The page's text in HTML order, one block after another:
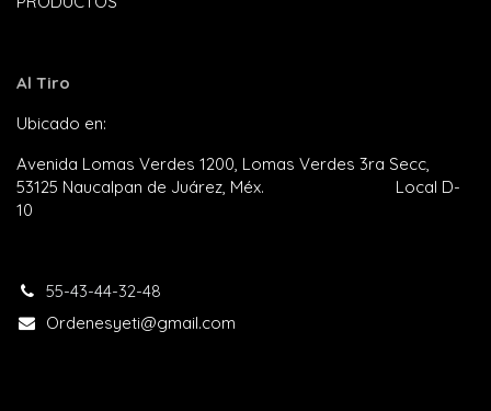
Al Tiro
Ubicado en:
Avenida Lomas Verdes 1200, Lomas Verdes 3ra Secc,
53125 Naucalpan de Juárez, Méx. Local D-
10
55-43-44-32-48​
Ordenesyeti@gmail.com